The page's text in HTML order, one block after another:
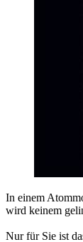
In einem
wird keinem
Nur für Sie ist